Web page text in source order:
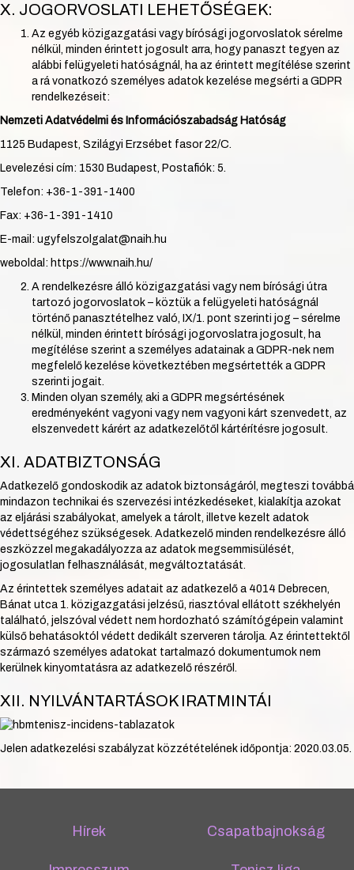
X. JOGORVOSLATI LEHETŐSÉGEK:
Az egyéb közigazgatási vagy bírósági jogorvoslatok sérelme
nélkül, minden érintett jogosult arra, hogy panaszt tegyen az
alábbi felügyeleti hatóságnál, ha az érintett megítélése szerint
a rá vonatkozó személyes adatok kezelése megsérti a GDPR
rendelkezéseit:
Nemzeti Adatvédelmi és Információszabadság Hatóság
1125 Budapest, Szilágyi Erzsébet fasor 22/C.
Levelezési cím: 1530 Budapest, Postafiók: 5.
Telefon: +36-1-391-1400
Fax: +36-1-391-1410
E-mail: ugyfelszolgalat@naih.hu
weboldal: https://www.naih.hu/
A rendelkezésre álló közigazgatási vagy nem bírósági útra
tartozó jogorvoslatok – köztük a felügyeleti hatóságnál
történő panasztételhez való, IX/1. pont szerinti jog – sérelme
nélkül, minden érintett bírósági jogorvoslatra jogosult, ha
megítélése szerint a személyes adatainak a GDPR-nek nem
megfelelő kezelése következtében megsértették a GDPR
szerinti jogait.
Minden olyan személy, aki a GDPR megsértésének
eredményeként vagyoni vagy nem vagyoni kárt szenvedett, az
elszenvedett kárért az adatkezelőtől kártérítésre jogosult.
XI. ADATBIZTONSÁG
Adatkezelő gondoskodik az adatok biztonságáról, megteszi továbbá
mindazon technikai és szervezési intézkedéseket, kialakítja azokat
az eljárási szabályokat, amelyek a tárolt, illetve kezelt adatok
védettségéhez szükségesek. Adatkezelő minden rendelkezésre álló
eszközzel megakadályozza az adatok megsemmisülését,
jogosulatlan felhasználását, megváltoztatását.
Az érintettek személyes adatait az adatkezelő a 4014 Debrecen,
Bánat utca 1. közigazgatási jelzésű, riasztóval ellátott székhelyén
található, jelszóval védett nem hordozható számítógépein valamint
külső behatásoktól védett dedikált szerveren tárolja. Az érintettektől
származó személyes adatokat tartalmazó dokumentumok nem
kerülnek kinyomtatásra az adatkezelő részéről.
XII. NYILVÁNTARTÁSOK IRATMINTÁI
Jelen adatkezelési szabályzat közzétételének időpontja: 2020.03.05.
Hírek Csapatbajnokság